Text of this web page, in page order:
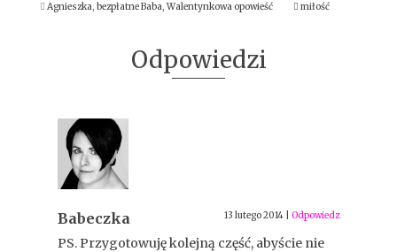
Agnieszka, bezpłatne Baba, Walentynkowa opowieść miłość
Odpowiedzi
Babeczka 13 lutego 2014 Odpowiedz
PS. Przygotowuję kolejną część, abyście nie